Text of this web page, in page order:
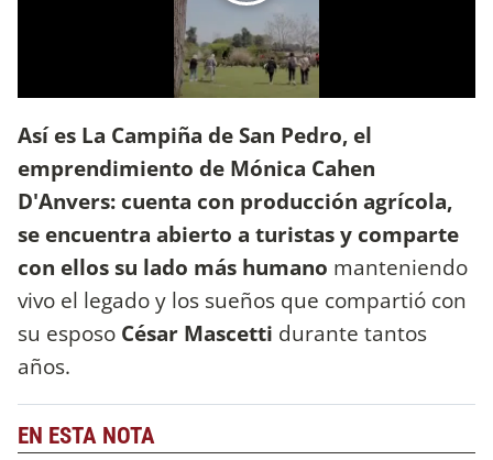
Así es La Campiña de San Pedro, el
emprendimiento de Mónica Cahen
D'Anvers: cuenta con producción agrícola,
se encuentra abierto a turistas y comparte
con ellos su lado más humano manteniendo
vivo el legado y los sueños que compartió con
su esposo César Mascetti durante tantos
años.
EN ESTA NOTA